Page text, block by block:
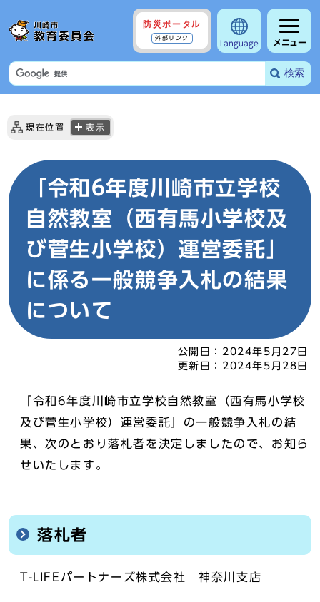
防災ポータル
外部リンク
Language メニュー
検索
現在位置 表示
「令和6年度川崎市立学校
自然教室（西有馬小学校及
び菅生小学校）運営委託」
に係る一般競争入札の結果
について
公開日： 2024年5月27日
更新日： 2024年5月28日
「令和6年度川崎市立学校自然教室（西有馬小学校
及び菅生小学校）運営委託」の一般競争入札の結
果、次のとおり落札者を決定しましたので、お知ら
せいたします。
落札者
T-LIFEパートナーズ株式会社 神奈川支店